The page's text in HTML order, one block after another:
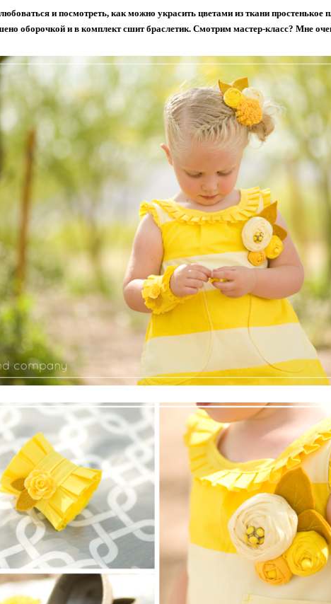
и посмотреть, как можно украсить цветами из ткани простенькое
оборочкой и в комплект сшит браслетик. Смотрим мастер-класс? Мне